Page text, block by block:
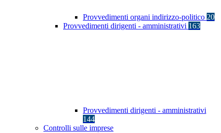
Provvedimenti organi indirizzo-politico 20
Provvedimenti dirigenti - amministrativi 163
Provvedimenti dirigenti - amministrativi
144
Controlli sulle imprese